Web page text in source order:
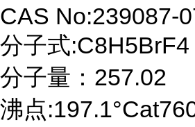
CAS No:239087-
分子式:C8H5BrF4
分子量：257.02
沸点